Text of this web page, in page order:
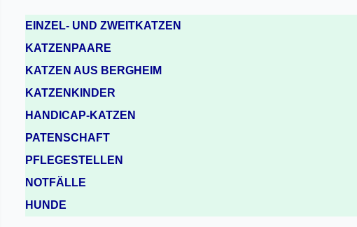
EINZEL- UND ZWEITKATZEN
KATZENPAARE
KATZEN AUS BERGHEIM
KATZENKINDER
HANDICAP-KATZEN
PATENSCHAFT
PFLEGESTELLEN
NOTFÄLLE
HUNDE